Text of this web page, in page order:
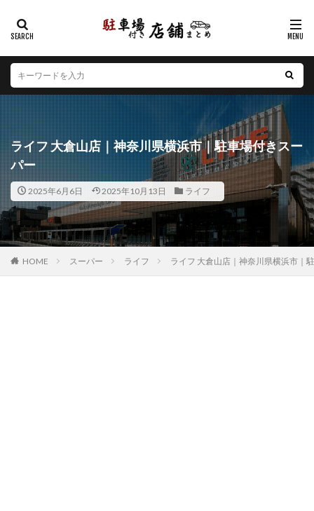
ライフ 大倉山店｜神奈川県横浜市｜駐車場付きスー
パー
2025年6月6日 2025年10月13日 ライフ
HOME スーパー ライフ ライフ 大倉山店｜神奈川県横浜市｜
カテゴリー
エリア
北海道 青森県 岩手県 宮城県
秋田県
山形県
福島県 茨城県 栃木県
群馬県
埼玉県
千葉県 東京都 神奈川県
新潟県
山梨県
長野県 富山県 石川県
福井県
岐阜県
静岡県 愛知県 三重県
滋賀県
京都府
大阪府 兵庫県
和歌山県
鳥取県
島根県 岡山県 広島県
徳島県
香川県 愛媛県 高知県
福岡県
佐賀県
長崎県 熊本県 大分県
宮崎県